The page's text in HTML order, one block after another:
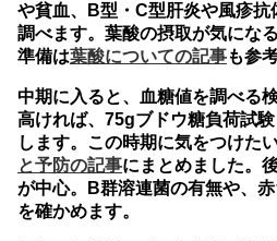
や貧血、B型・C型肝炎や風疹
調べます。葉酸の摂取が気にな
準備は葉酸についての記事も参
中期に入ると、血糖値を調べる
高ければ、75gブドウ糖負荷試
します。この時期に気をつけた
と予防の記事にまとめました。
が中心。B群溶連菌の有無や、
を確かめます。